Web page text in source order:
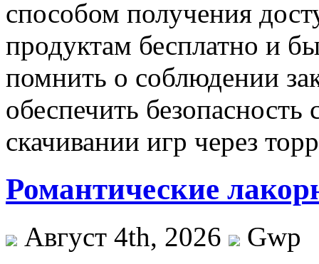
способом получения
продуктам бесплатно и
помнить о соблюдении
обеспечить
скачивании игр через
Романтические
Август 4th, 2026
Gwp